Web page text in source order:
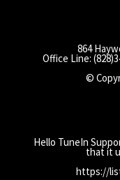
864
Office Line:
©
Hello TuneIn
that it
https://